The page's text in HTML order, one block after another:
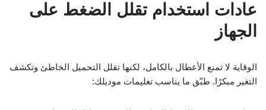
عادات استخدام تقلل الضغط على
الجهاز
الوقاية لا تمنع الأعطال بالكامل، لكنها تقلل التحميل الخاطئ وتكشف
التغير مبكرًا. طبّق ما يناسب تعليمات موديلك: